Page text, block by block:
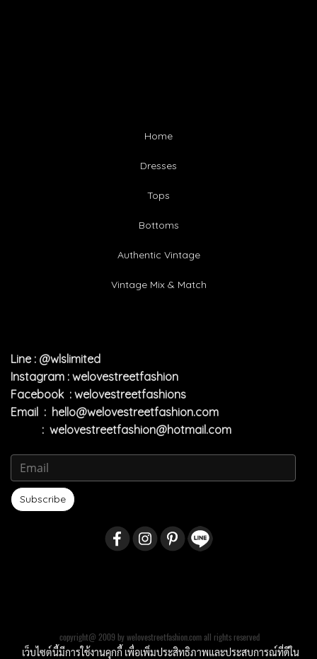
Home
Dresses
Tops
Bottoms
Authentic Vintage
Vintage Mix & Match
Line : @wlslimited
Instagram : welovestreetfashion
Facebook : welovestreetfashions
Email : hello@welovestreetfashion.com
: welovestreetfashion@hotmail.com
Subscribe
copyright@ 2009 by welovestreetfashion.com all rights reserved
เว็บไซต์นี้มีการใช้งานคุกกี้ เพื่อเพิ่มประสิทธิภาพและประสบการณ์ที่ดีใน